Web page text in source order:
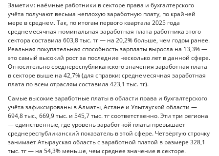
Заметим: наёмные работники в секторе права и бухгалтерского
учёта получают весьма неплохую заработную плату, по крайней
мере в среднем. Так, по итогам первого квартала 2025 года
среднемесячная номинальная заработная плата работника этого
сектора составила 603,8 тыс. тг — на 20,2% больше, чем годом ранее.
Реальная покупательная способность зарплаты выросла на 13,3% —
это самый высокий рост за последние несколько лет в данной сфере.
Относительно среднереспубликанского значения заработная плата
в секторе выше на 42,7% (для справки: среднемесячная заработная
плата по всем отраслям составила 423,1 тыс. тг).
Самые высокие заработные платы в области права и бухгалтерского
учёта зафиксированы в Алматы, Астане и Улытауской области —
694,8 тыс., 669,9 тыс. и 545,7 тыс. тг соответственно. Эти три региона
— единственные, где уровень заработной платы превышает
среднереспубликанский показатель в этой сфере. Четвёртую строчку
занимает Атырауская область с заработной платой в размере 328,1
тыс. тг — на 54,3% меньше, чем среднее значение в секторе.